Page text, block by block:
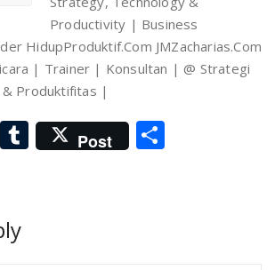
Productivity | Business
HidupProduktif.Com JMZacharias.Com
| Trainer | Konsultan | @ Strategi
& Produktifitas |
Facebook
Tumblr
Post